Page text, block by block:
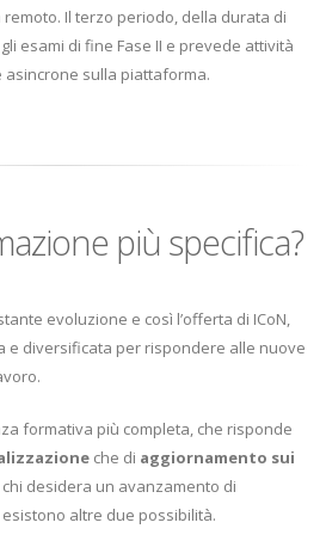
Il terzo periodo, della durata di
esami di fine Fase II e prevede attività
asincrone sulla piattaforma.
più specifica?
evoluzione e così l’offerta di ICoN,
e diversificata per rispondere alle nuove
formativa più completa, che risponde
che di aggiornamento sui
chi desidera un avanzamento di
altre due possibilità.